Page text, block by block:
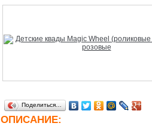
Поделиться…
ОПИСАНИЕ: